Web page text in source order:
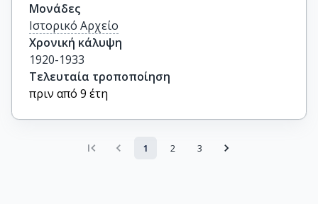
Μονάδες
Ιστορικό Αρχείο
Χρονική κάλυψη
1920-1933
Τελευταία τροποποίηση
πριν από 9 έτη
1 2 3